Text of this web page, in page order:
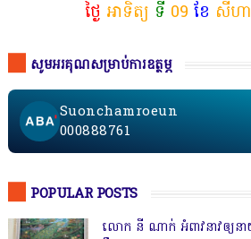
ថ្ងៃ អាទិត្យ ទី 09 ខែ សីហា
សូមអរគុណសម្រាប់ការឧត្ថម្ភ
Suonchamroeun
000888761
POPULAR POSTS
លោក នី ណាក់ អំពាវនាវឲ្យនាយ